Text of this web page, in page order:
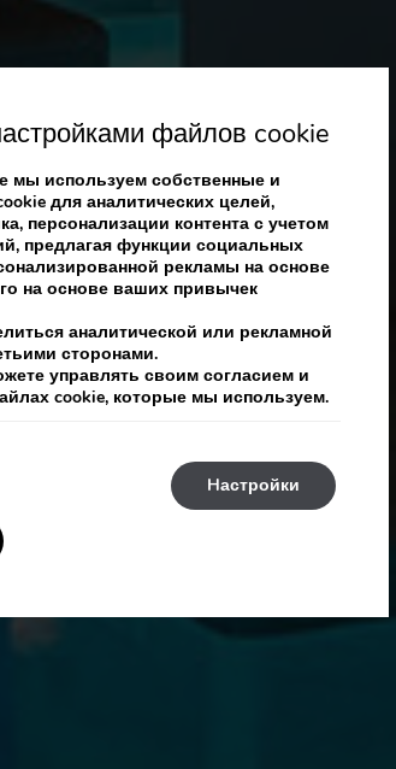
файлов cookie
мы используем собственные и
для аналитических целей,
персонализации контента с учетом
предлагая функции социальных
рекламы на основе
на основе ваших привычек
аналитической или рекламной
сторонами.
управлять своим согласием и
cookie, которые мы используем.
Hастройки